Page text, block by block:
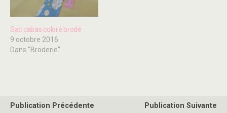
Sac cabas coloré brodé
9 octobre 2016
Dans "Broderie"
Publication Précédente
Publication Suivante